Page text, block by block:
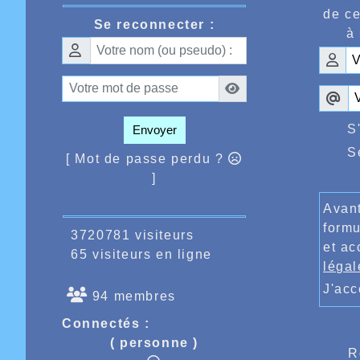
Mais
car
avait
Enfin
en
et les
perfs
sur
Se reconnecter :
Envoyer
[ Mot de passe perdu ?
]
3720781 visiteurs
65 visiteurs en ligne
94 membres
Connectés :
( personne )
de
à
et